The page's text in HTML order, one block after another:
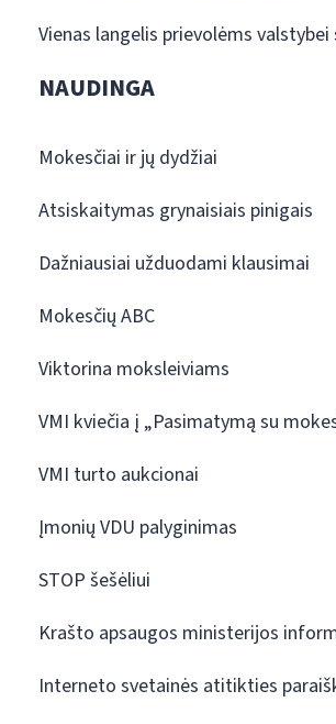
Vienas langelis prievolėms
NAUDINGA
Mokesčiai ir jų dydžiai
Atsiskaitymas grynaisiais pinigais
Dažniausiai užduodami klausimai
Mokesčių ABC
Viktorina moksleiviams
VMI kviečia į „Pasimatymą su
VMI turto aukcionai
Įmonių VDU palyginimas
STOP šešėliui
Krašto apsaugos ministerijos
Interneto svetainės atitikties